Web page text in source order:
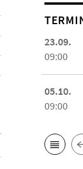
23.09.
09:00
05.10.
09:00